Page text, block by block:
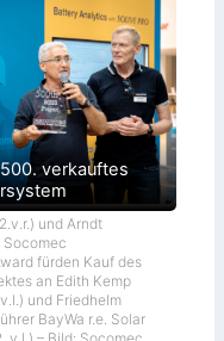
verkauftes
und Arndt
Socomec
fürden Kauf des
an Edith Kemp
und Friedhelm
BayWa r.e. Solar